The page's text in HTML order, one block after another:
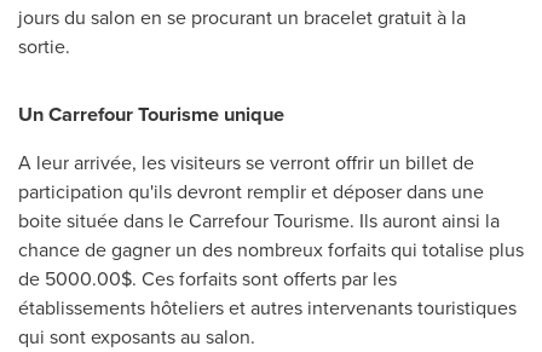
jours du salon en se procurant un bracelet gratuit à la
sortie.
Un Carrefour Tourisme unique
A leur arrivée, les visiteurs se verront offrir un billet de
participation qu'ils devront remplir et déposer dans une
boite située dans le Carrefour Tourisme. Ils auront ainsi la
chance de gagner un des nombreux forfaits qui totalise plus
de 5000.00$. Ces forfaits sont offerts par les
établissements hôteliers et autres intervenants touristiques
qui sont exposants au salon.